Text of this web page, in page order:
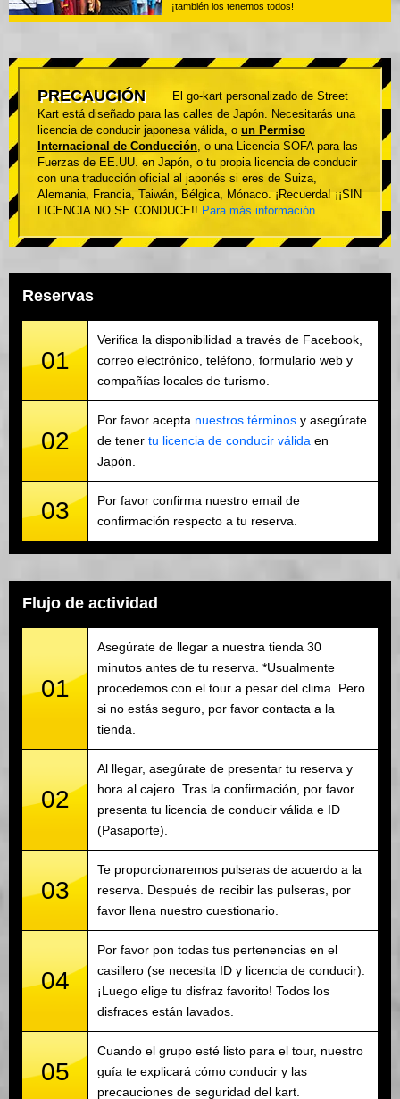
¡también los tenemos todos!
PRECAUCIÓN
El go-kart personalizado de Street
Kart está diseñado para las calles de Japón. Necesitarás una
licencia de conducir japonesa válida, o un Permiso
Internacional de Conducción, o una Licencia SOFA para las
Fuerzas de EE.UU. en Japón, o tu propia licencia de conducir
con una traducción oficial al japonés si eres de Suiza,
Alemania, Francia, Taiwán, Bélgica, Mónaco. ¡Recuerda! ¡¡SIN
LICENCIA NO SE CONDUCE!! Para más información.
Reservas
01
Verifica la disponibilidad a través de Facebook,
correo electrónico, teléfono, formulario web y
compañías locales de turismo.
02
Por favor acepta nuestros términos y asegúrate
de tener tu licencia de conducir válida en
Japón.
03
Por favor confirma nuestro email de
confirmación respecto a tu reserva.
Flujo de actividad
01
Asegúrate de llegar a nuestra tienda 30
minutos antes de tu reserva. *Usualmente
procedemos con el tour a pesar del clima. Pero
si no estás seguro, por favor contacta a la
tienda.
02
Al llegar, asegúrate de presentar tu reserva y
hora al cajero. Tras la confirmación, por favor
presenta tu licencia de conducir válida e ID
(Pasaporte).
03
Te proporcionaremos pulseras de acuerdo a la
reserva. Después de recibir las pulseras, por
favor llena nuestro cuestionario.
04
Por favor pon todas tus pertenencias en el
casillero (se necesita ID y licencia de conducir).
¡Luego elige tu disfraz favorito! Todos los
disfraces están lavados.
05
Cuando el grupo esté listo para el tour, nuestro
guía te explicará cómo conducir y las
precauciones de seguridad del kart.